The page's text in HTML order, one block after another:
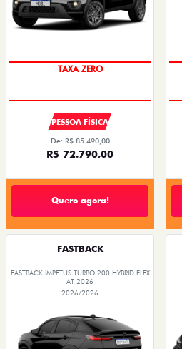
PREÇO IMPERDÍVEL
PESSOA FÍSICA
De: R$ 85.490,00
R$ 72.790,00
Quero agora!
FASTBACK
FASTBACK IMPETUS TURBO 200 HYBRID FLEX
AT 2026
2026/2026